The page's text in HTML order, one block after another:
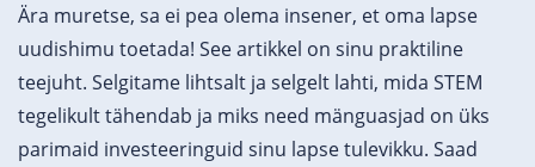
Ära muretse, sa ei pea olema insener, et oma lapse
uudishimu toetada! See artikkel on sinu praktiline
teejuht. Selgitame lihtsalt ja selgelt lahti, mida STEM
tegelikult tähendab ja miks need mänguasjad on üks
parimaid investeeringuid sinu lapse tulevikku. Saad